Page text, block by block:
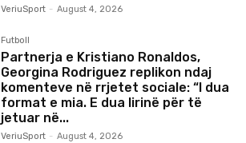
VeriuSport - August 4, 2026
Futboll
Partnerja e Kristiano Ronaldos,
Georgina Rodriguez replikon ndaj
komenteve në rrjetet sociale: “I dua
format e mia. E dua lirinë për të
jetuar në...
VeriuSport - August 4, 2026